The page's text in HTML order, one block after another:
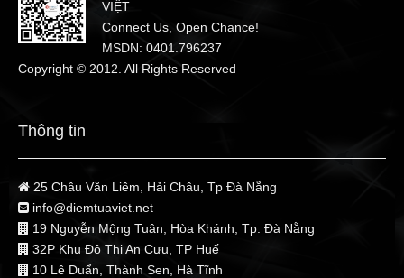
VIỆT
Connect Us, Open Chance!
MSDN: 0401.796237
Copyright © 2012. All Rights Reserved
Thông tin
25 Châu Văn Liêm, Hải Châu, Tp Đà Nẵng
info@diemtuaviet.net
19 Nguyễn Mộng Tuân, Hòa Khánh, Tp. Đà Nẵng
32P Khu Đô Thị An Cựu, TP Huế
10 Lê Duẩn, Thành Sen, Hà Tĩnh